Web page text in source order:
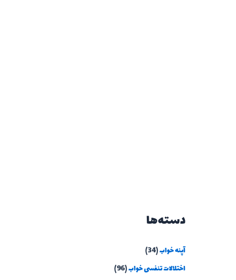
دسته‌ها
آپنه خواب(34)
اختلالات تنفسی خواب(96)